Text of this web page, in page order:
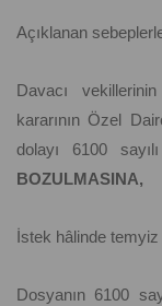
Açıklanan
Davacı
kararının Özel
dolayı 6100
BOZULMASINA,
İstek hâlinde temyiz
Dosyanın 6100